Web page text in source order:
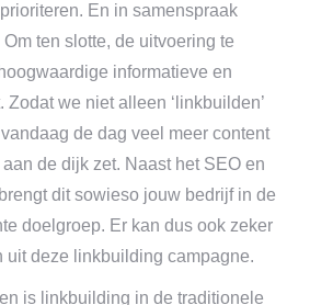
En in samenspraak
ten slotte, de uitvoering te
informatieve en
we niet alleen ‘linkbuilden’
de dag veel meer content
de dijk zet. Naast het SEO en
dit sowieso jouw bedrijf in de
doelgroep. Er kan dus ook zeker
uit deze linkbuilding campagne.
is linkbuilding in de traditionele